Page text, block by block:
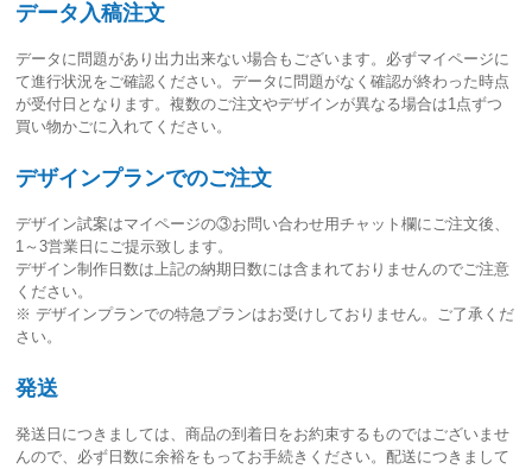
データ入稿注文
データに問題があり出力出来ない場合もございます。必ずマイページに
て進行状況をご確認ください。データに問題がなく確認が終わった時点
が受付日 となります。複数のご注文やデザインが異なる場合は1点ずつ
買い物かごに入れてください。
デザインプランでのご注文
デザイン試案はマイページの③お問い合わせ用チャット欄にご注文後、
1～3営業日 にご提示致します。
デザイン制作日数は上記の納期日数には含まれておりませんのでご注意
ください。
※ デザインプランでの特急プランはお受けしておりません。ご了承くだ
さい。
発送
発送日につきましては、商品の到着日をお約束するものではございませ
んので、必ず日数に余裕をもってお手続きください。配送につきまして